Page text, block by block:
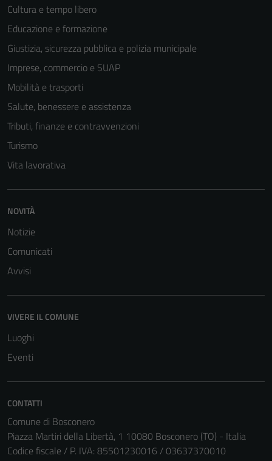
Cultura e tempo libero
Educazione e formazione
Giustizia, sicurezza pubblica e polizia municipale
Imprese, commercio e SUAP
Mobilità e trasporti
Salute, benessere e assistenza
Tributi, finanze e contravvenzioni
Turismo
Vita lavorativa
NOVITÀ
Notizie
Comunicati
Avvisi
VIVERE IL COMUNE
Luoghi
Eventi
CONTATTI
Comune di Bosconero
Piazza Martiri della Libertà, 1 10080 Bosconero (TO) - Italia
Codice fiscale / P. IVA: 85501230016 / 03637370010
per il
funzionamento